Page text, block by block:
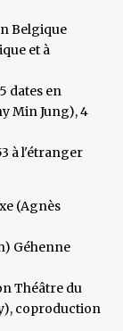
Belgique
et à
dates en
Min Jung), 4
à l'étranger
(Agnès
Géhenne
Théâtre du
coproduction